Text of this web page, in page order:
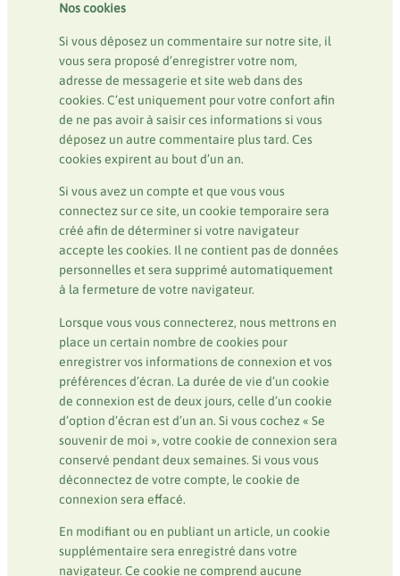
Nos cookies
Si vous déposez un commentaire sur notre site, il
vous sera proposé d’enregistrer votre nom,
adresse de messagerie et site web dans des
cookies. C’est uniquement pour votre confort afin
de ne pas avoir à saisir ces informations si vous
déposez un autre commentaire plus tard. Ces
cookies expirent au bout d’un an.
Si vous avez un compte et que vous vous
connectez sur ce site, un cookie temporaire sera
créé afin de déterminer si votre navigateur
accepte les cookies. Il ne contient pas de données
personnelles et sera supprimé automatiquement
à la fermeture de votre navigateur.
Lorsque vous vous connecterez, nous mettrons en
place un certain nombre de cookies pour
enregistrer vos informations de connexion et vos
préférences d’écran. La durée de vie d’un cookie
de connexion est de deux jours, celle d’un cookie
d’option d’écran est d’un an. Si vous cochez « Se
souvenir de moi », votre cookie de connexion sera
conservé pendant deux semaines. Si vous vous
déconnectez de votre compte, le cookie de
connexion sera effacé.
En modifiant ou en publiant un article, un cookie
supplémentaire sera enregistré dans votre
navigateur. Ce cookie ne comprend aucune